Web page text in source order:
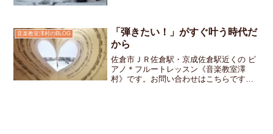
な？この雪で元気に遊んで...
音楽教室澤村のBLOG
「弾きたい！」がすぐ叶う時代だ
から
佐倉市ＪＲ佐倉駅・京成佐倉駅近くの ピ
アノ＊フルートレッスン《音楽教室澤
村》です。お問い合わせはこちらです先